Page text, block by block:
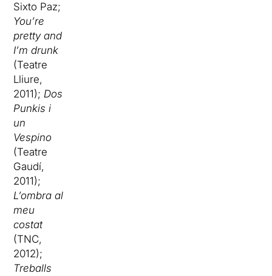
Sixto Paz;
You’re
pretty and
I’m drunk
(Teatre
Lliure,
2011);Dos
Punkis i
un
Vespino
(Teatre
Gaudí,
2011);
L’ombra al
meu
costat
(TNC,
2012);
Treballs